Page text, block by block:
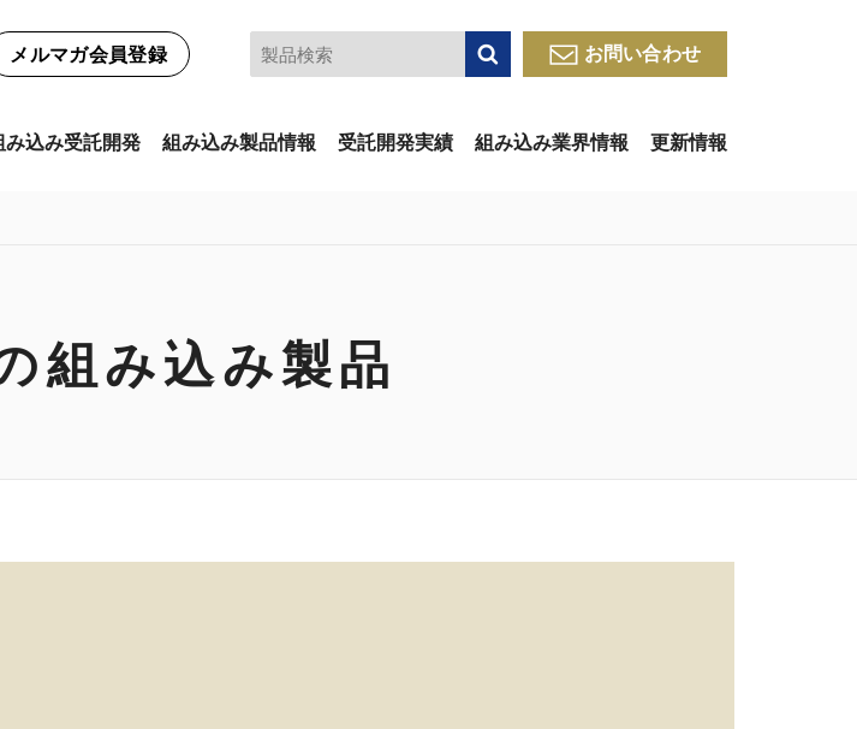
メルマガ会員登録 検索 お問い合わせ
み込み受託開発 組み込み製品情報 受託開発実績 組み込み業界情報 更新情報
組み込み製品